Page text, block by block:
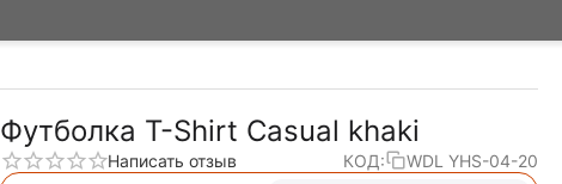
Футболка T-Shirt Casual khaki
Написать отзыв КОД: WDL YHS-04-20